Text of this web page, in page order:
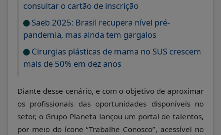
consultar o cartão de inscrição
Saeb 2025: Brasil recupera nível pré-
pandemia, mas ainda tem gargalos
Cirurgias plásticas de mama no SUS crescem
mais de 50% em dez anos
Diante desse cenário, e com o objetivo de aproximar
os profissionais das oportunidades disponíveis no
setor, o Grupo Planeta lançou um portal de talentos,
por meio do ícone “Trabalhe Conosco”, acessível no